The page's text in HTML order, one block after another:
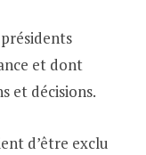
et dont
et décisions.
d’être exclu